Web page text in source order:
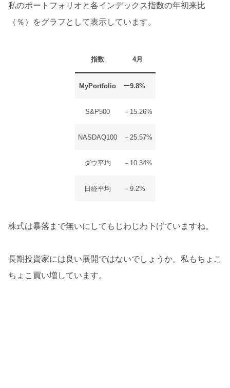
私のポートフォリオと各インデックス指数の年初来比
（％）をグラフとして表示しています。
指数 4月
MyPortfolio ー9.8%
S&P500 －15.26%
NASDAQ100 －25.57%
ダウ平均 －10.34%
日経平均 －9.2%
株式は暴落まで無いにしてもじわじわ下げていますね。
長期投資家には良い展開ではないでしょうか。私もちょこ
ちょこ買い増しています。